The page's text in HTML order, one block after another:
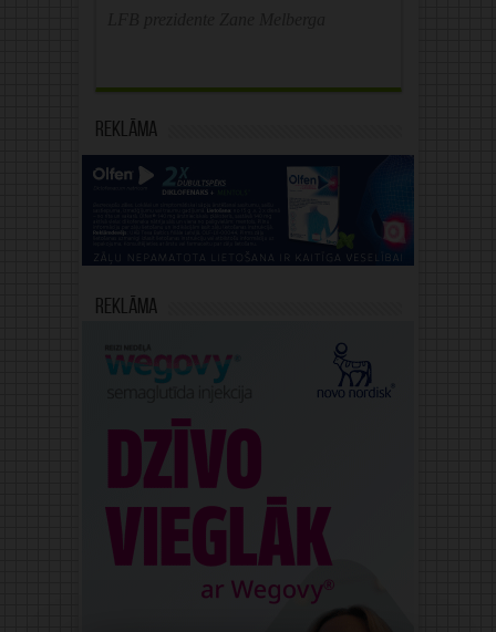
Reklāma
Reklāma